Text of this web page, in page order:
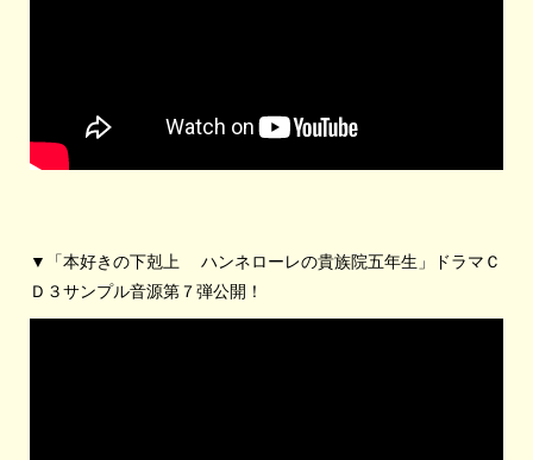
▼「本好きの下剋上 ハンネローレの貴族院五年生」ドラマＣ
Ｄ３サンプル音源第７弾公開！